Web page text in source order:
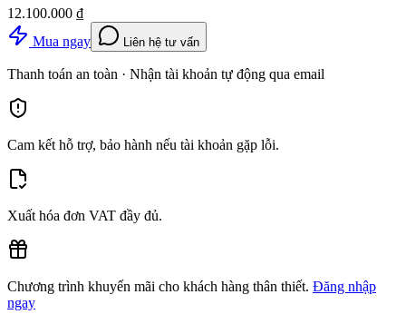
12.100.000 ₫
Mua ngay
Liên hệ tư vấn
Thanh toán an toàn · Nhận tài khoản tự động qua email
Cam kết hỗ trợ, bảo hành nếu tài khoản gặp lỗi.
Xuất hóa đơn VAT đầy đủ.
Chương trình khuyến mãi cho khách hàng thân thiết. Đăng nhập
ngay